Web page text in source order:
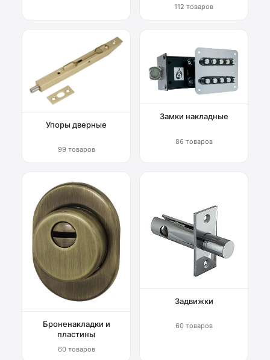
112 товаров
Упоры дверные
99 товаров
Замки накладные
86 товаров
Броненакладки и
пластины
60 товаров
Задвижки
60 товаров